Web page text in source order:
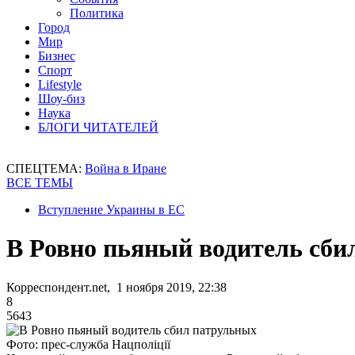
Политика
Город
Мир
Бизнес
Спорт
Lifestyle
Шоу-биз
Наука
БЛОГИ ЧИТАТЕЛЕЙ
СПЕЦТЕМА: Война в Иране
ВСЕ ТЕМЫ
Вступление Украины в ЕС
В Ровно пьяный водитель
Корреспондент.net, 1 ноября 2019, 22:38
8
5643
Фото: прес-служба Нацполіції